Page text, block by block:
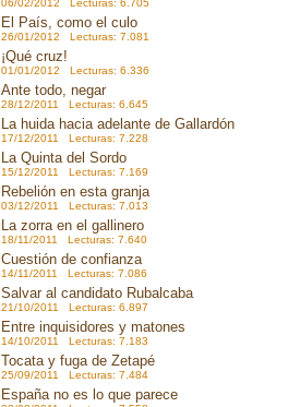
06/02/2012 Lecturas: 6.705
El País, como el culo
26/01/2012 Lecturas: 7.081
¡Qué cruz!
01/01/2012 Lecturas: 6.336
Ante todo, negar
28/12/2011 Lecturas: 6.645
La huida hacia adelante de Gallardón
17/12/2011 Lecturas: 7.228
La Quinta del Sordo
15/12/2011 Lecturas: 7.169
Rebelión en esta granja
03/12/2011 Lecturas: 7.013
La zorra en el gallinero
18/11/2011 Lecturas: 7.640
Cuestión de confianza
14/11/2011 Lecturas: 7.086
Salvar al candidato Rubalcaba
21/10/2011 Lecturas: 6.897
Entre inquisidores y matones
14/10/2011 Lecturas: 7.183
Tocata y fuga de Zetapé
25/09/2011 Lecturas: 7.484
España no es lo que parece